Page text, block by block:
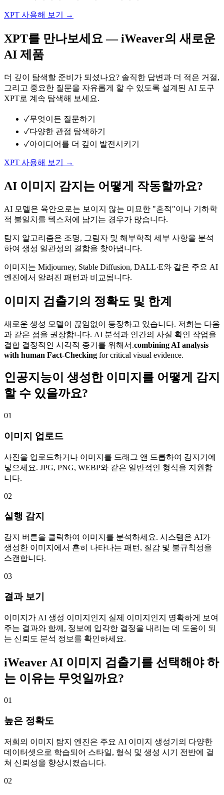
XPT 사용해 보기 →
XPT를 만나보세요 — iWeaver의 새로운
AI 제품
더 깊이 탐색할 준비가 되셨나요? 솔직한 답변과 더 적은 거절,
그리고 중요한 질문을 자유롭게 할 수 있도록 설계된 AI 도구
XPT로 계속 탐색해 보세요.
✓무엇이든 질문하기
✓다양한 관점 탐색하기
✓아이디어를 더 깊이 발전시키기
XPT 사용해 보기 →
AI 이미지 감지는 어떻게 작동할까요?
AI 모델은 육안으로는 보이지 않는 미묘한 "흔적"이나 기하학
적 불일치를 텍스처에 남기는 경우가 많습니다.
탐지 알고리즘은 조명, 그림자 및 해부학적 세부 사항을 분석
하여 생성 일관성의 결함을 찾아냅니다.
이미지는 Midjourney, Stable Diffusion, DALL·E와 같은 주요 AI
엔진에서 알려진 패턴과 비교됩니다.
이미지 검출기의 정확도 및 한계
새로운 생성 모델이 끊임없이 등장하고 있습니다. 저희는 다음
과 같은 점을 권장합니다. AI 분석과 인간의 사실 확인 작업을
결합 결정적인 시각적 증거를 위해서.combining AI analysis
with human Fact-Checking for critical visual evidence.
인공지능이 생성한 이미지를 어떻게 감지
할 수 있을까요?
01
이미지 업로드
사진을 업로드하거나 이미지를 드래그 앤 드롭하여 감지기에
넣으세요. JPG, PNG, WEBP와 같은 일반적인 형식을 지원합
니다.
02
실행 감지
감지 버튼을 클릭하여 이미지를 분석하세요. 시스템은 AI가
생성한 이미지에서 흔히 나타나는 패턴, 질감 및 불규칙성을
스캔합니다.
03
결과 보기
이미지가 AI 생성 이미지인지 실제 이미지인지 명확하게 보여
주는 결과와 함께, 정보에 입각한 결정을 내리는 데 도움이 되
는 신뢰도 분석 정보를 확인하세요.
iWeaver AI 이미지 검출기를 선택해야 하
는 이유는 무엇일까요?
01
높은 정확도
저희의 이미지 탐지 엔진은 주요 AI 이미지 생성기의 다양한
데이터셋으로 학습되어 스타일, 형식 및 생성 시기 전반에 걸
쳐 신뢰성을 향상시켰습니다.
02